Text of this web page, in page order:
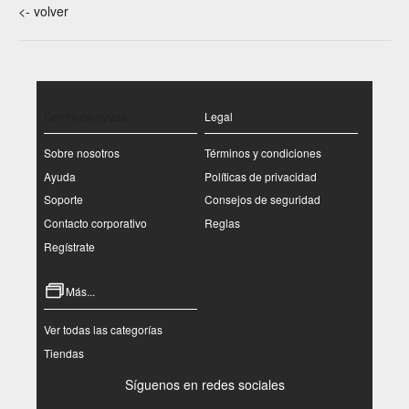
<- volver
Sobre nosotros
Ayuda
Soporte
Contacto corporativo
Regístrate
Legal
Términos y condiciones
Políticas de privacidad
Consejos de seguridad
Reglas
Más...
Ver todas las categorías
Tiendas
Síguenos en redes sociales